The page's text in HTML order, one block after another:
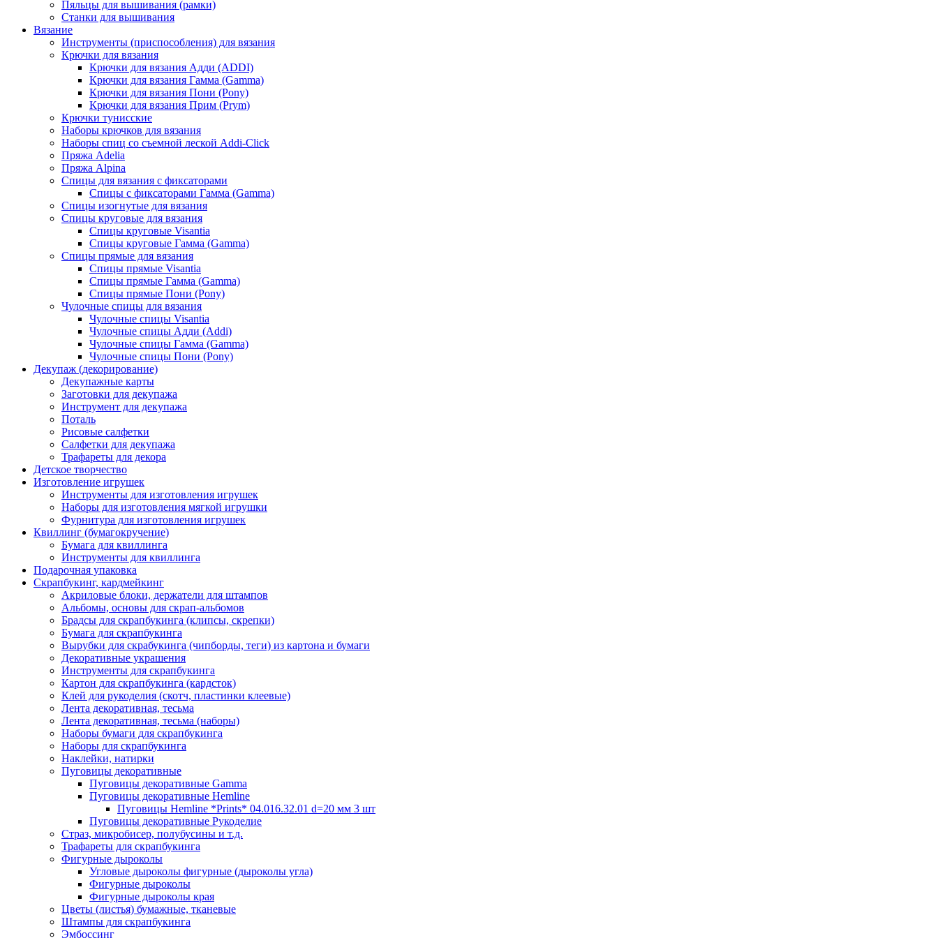
Пяльцы для вышивания (рамки)
Станки для вышивания
Вязание
Инструменты (приспособления) для вязания
Крючки для вязания
Крючки для вязания Адди (ADDI)
Крючки для вязания Гамма (Gamma)
Крючки для вязания Пони (Pony)
Крючки для вязания Прим (Prym)
Крючки тунисские
Наборы крючков для вязания
Наборы спиц со съемной леской Addi-Click
Пряжа Adelia
Пряжа Alpina
Спицы для вязания с фиксаторами
Спицы с фиксаторами Гамма (Gamma)
Спицы изогнутые для вязания
Спицы круговые для вязания
Спицы круговые Visantia
Спицы круговые Гамма (Gamma)
Спицы прямые для вязания
Спицы прямые Visantia
Спицы прямые Гамма (Gamma)
Спицы прямые Пони (Pony)
Чулочные спицы для вязания
Чулочные спицы Visantia
Чулочные спицы Адди (Addi)
Чулочные спицы Гамма (Gamma)
Чулочные спицы Пони (Pony)
Декупаж (декорирование)
Декупажные карты
Заготовки для декупажа
Инструмент для декупажа
Поталь
Рисовые салфетки
Салфетки для декупажа
Трафареты для декора
Детское творчество
Изготовление игрушек
Инструменты для изготовления игрушек
Наборы для изготовления мягкой игрушки
Фурнитура для изготовления игрушек
Квиллинг (бумагокручение)
Бумага для квиллинга
Инструменты для квиллинга
Подарочная упаковка
Скрапбукинг, кардмейкинг
Акриловые блоки, держатели для штампов
Альбомы, основы для скрап-альбомов
Брадсы для скрапбукинга (клипсы, скрепки)
Бумага для скрапбукинга
Вырубки для скрабукинга (чипборды, теги) из картона и бумаги
Декоративные украшения
Инструменты для скрапбукинга
Картон для скрапбукинга (кардсток)
Клей для рукоделия (скотч, пластинки клеевые)
Лента декоративная, тесьма
Лента декоративная, тесьма (наборы)
Наборы бумаги для скрапбукинга
Наборы для скрапбукинга
Наклейки, натирки
Пуговицы декоративные
Пуговицы декоративные Gamma
Пуговицы декоративные Hemline
Пуговицы Hemline *Prints* 04.016.32.01 d=20 мм 3 шт
Пуговицы декоративные Рукоделие
Страз, микробисер, полубусины и т.д.
Трафареты для скрапбукинга
Фигурные дыроколы
Угловые дыроколы фигурные (дыроколы угла)
Фигурные дыроколы
Фигурные дыроколы края
Цветы (листья) бумажные, тканевые
Штампы для скрапбукинга
Эмбоссинг